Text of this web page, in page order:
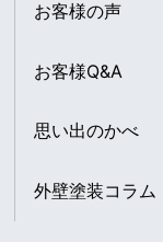
お客様の声
お客様Q&A
思い出のかべ
外壁塗装コラム